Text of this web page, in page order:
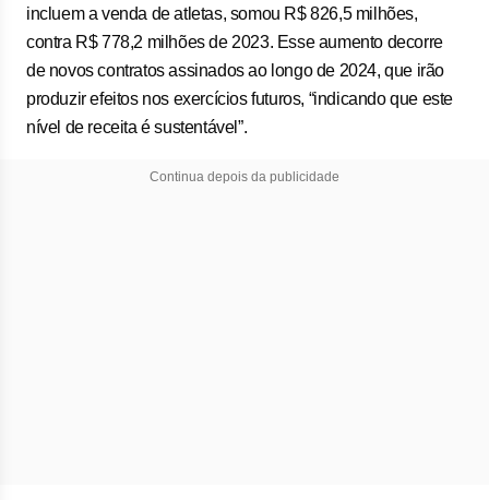
incluem a venda de atletas, somou R$ 826,5 milhões,
contra R$ 778,2 milhões de 2023. Esse aumento decorre
de novos contratos assinados ao longo de 2024, que irão
produzir efeitos nos exercícios futuros, “indicando que este
nível de receita é sustentável”.
Continua depois da publicidade